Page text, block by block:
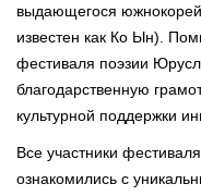
выдающегося
известен как Ко Ын).
фестиваля поэзии
благодарственную
культурной поддержки
Все участники
ознакомились с